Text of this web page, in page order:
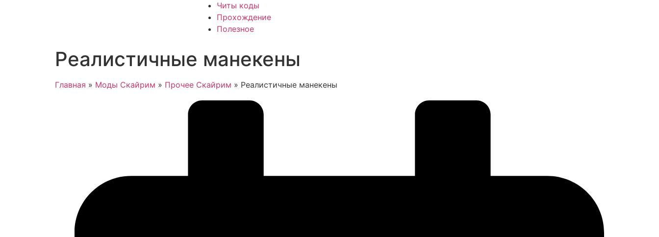
Читы коды
Прохождение
Полезное
Реалистичные манекены
Главная » Моды Скайрим » Прочее Скайрим » Реалистичные манекены